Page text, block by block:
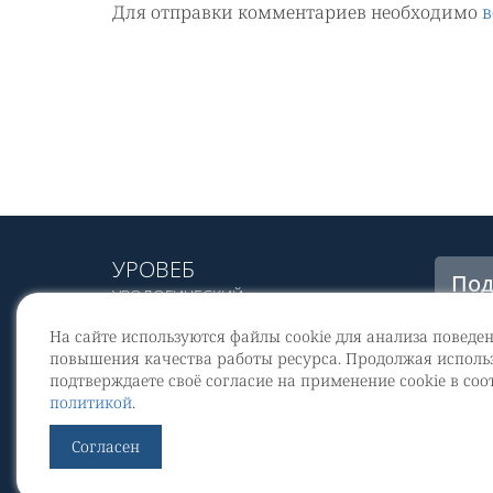
На сайте используются файлы cookie для анализа
повышения качества работы ресурса. Продолжая
подтверждаете своё согласие на применение cookie в
политикой.
Согласен
Для отправки комментариев необходимо
УРОВЕБ
УРОЛОГИЧЕСКИЙ
© 2002 - 2026
МЕДИАКИТ 2023